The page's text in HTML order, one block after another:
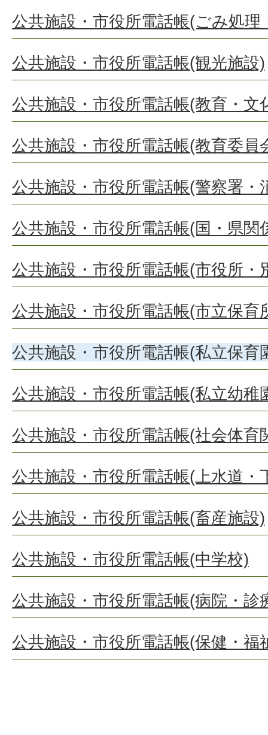
公共施設・市役所電話帳(ごみ処
公共施設・市役所電話帳(観光施設)
公共施設・市役所電話帳(教育・文
公共施設・市役所電話帳(教育委員
公共施設・市役所電話帳(警察署・
公共施設・市役所電話帳(国・県関
公共施設・市役所電話帳(市役所・
公共施設・市役所電話帳(市立保育
公共施設・市役所電話帳(私立保育
公共施設・市役所電話帳(私立幼稚
公共施設・市役所電話帳(社会体育
公共施設・市役所電話帳(上水道・
公共施設・市役所電話帳(畜産施設)
公共施設・市役所電話帳(中学校)
公共施設・市役所電話帳(病院・診
公共施設・市役所電話帳(保健・福